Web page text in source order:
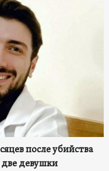
после убийства
девушки